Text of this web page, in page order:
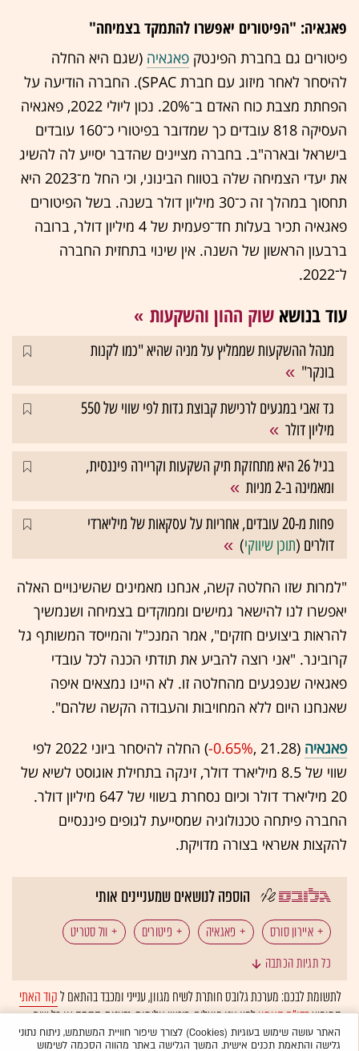
פאגאיה: "הפיטורים יאפשרו להתמקד בצמיחה"
פיטורים גם בחברת הפינטק פאגאיה (שגם היא החלה
להיסחר לאחר מיזוג עם חברת SPAC). החברה הודיעה על
הפחתת מצבת כוח האדם ב־20%. נכון ליולי 2022, פאגאיה
העסיקה 818 עובדים כך שמדובר בפיטורי כ־160 עובדים
בישראל ובארה"ב. בחברה מציינים שהדבר יסייע לה להשיג
את יעדי הצמיחה שלה בטווח הבינוני, וכי החל מ־2023 היא
תחסוך במהלך זה כ־30 מיליון דולר בשנה. בשל הפיטורים
פאגאיה תכיר בעלות חד־פעמית של 4 מיליון דולר, ברובה
ברבעון הראשון של השנה. אין שינוי בתחזית החברה
ל־2022.
עוד בנושא שוק ההון והשקעות
מנהל ההשקעות שממליץ על מניה שהיא "כמו לקנות
בונקר"
גד זאבי במגעים לרכישת קבוצת גדות לפי שווי של 550
מיליון דולר
בגיל 26 היא מתחזקת תיק השקעות וקריירה פיננסית,
ומאמינה ב-2 מניות
פחות מ-20 עובדים, אחריות על עסקאות של מיליארדי
דולרים (תוכן שיווקי)
"למרות שזו החלטה קשה, אנחנו מאמינים שהשינויים האלה
יאפשרו לנו להישאר גמישים וממוקדים בצמיחה ושנמשיך
להראות ביצועים חזקים", אמר המנכ"ל והמייסד המשותף גל
קרובינר. "אני רוצה להביע את תודתי הכנה לכל עובדי
פאגאיה שנפגעים מהחלטה זו. לא היינו נמצאים איפה
שאנחנו היום ללא המחויבות והעבודה הקשה שלהם".
פאגאיה (21.28 ,‎
-0.65%
‏) החלה להיסחר ביוני 2022 לפי
שווי של 8.5 מיליארד דולר, זינקה בתחילת אוגוסט לשיא של
20 מיליארד דולר וכיום נסחרת בשווי של 647 מיליון דולר.
החברה פיתחה טכנולוגיה שמסייעת לגופים פיננסיים
להקצות אשראי בצורה מדויקת.
הוספה לנושאים שמעניינים אותי
איירון סורס פאגאיה פיטורים וול סטריט
ישראליות בוול סטריט
כל תגיות הכתבה
לתשומת לבכם: מערכת גלובס חותרת לשיח מגוון, ענייני ומכבד בהתאם לקוד האתי
המופיעבדו"ח האמוןלפיו אנו פועלים. ביטויי אלימות, גזענות, הסתה או כל שיח
בלתי הולם אחר מסוננים בצורהאוטומטיתולא יפורסמו באתר.
האתר עושה שימוש בעוגיות (Cookies) לצורך שיפור חוויית המשתמש, ניתוח נתוני
גלישה והתאמת תכנים אישית. המשך הגלישה באתר מהווה הסכמה לשימוש